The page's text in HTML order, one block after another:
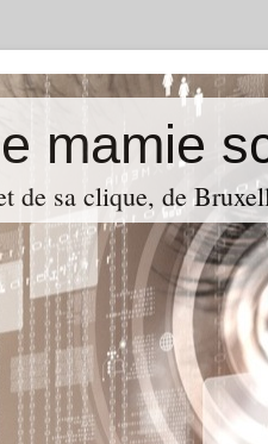
mamie
de sa clique, de